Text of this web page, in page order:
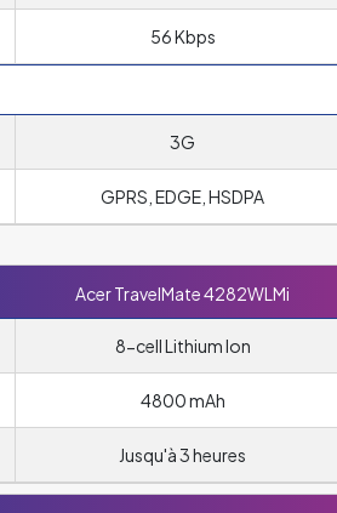
56 Kbps
3G
GPRS, EDGE, HSDPA
Acer TravelMate 4282WLMi
8-cell Lithium Ion
4800 mAh
Jusqu'à 3 heures